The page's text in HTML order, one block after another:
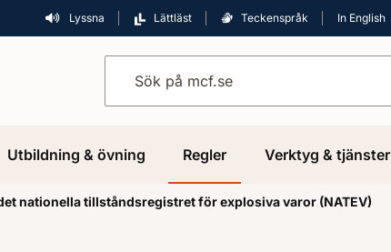
Lyssna Lättläst Teckenspråk In English
Utbildning & övning Regler Verktyg & tjänster
nationella tillståndsregistret för explosiva varor (NATEV)